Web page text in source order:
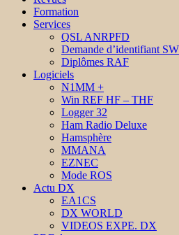
Formation
Services
QSL ANRPFD
Demande d’identifiant
Diplômes RAF
Logiciels
N1MM +
Win REF HF – THF
Logger 32
Ham Radio Deluxe
Hamsphère
MMANA
EZNEC
Mode ROS
Actu DX
EA1CS
DX WORLD
VIDEOS EXPE. DX